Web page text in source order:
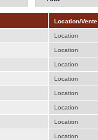
Location/Vente
Location
Location
Location
Location
Location
Location
Location
Location